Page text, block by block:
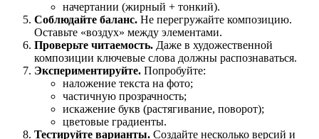
начертании (жирный + тонкий).
Соблюдайте баланс. Не перегружайте композицию.
Оставьте «воздух» между элементами.
Проверьте читаемость. Даже в художественной
композиции ключевые слова должны распознаваться.
Экспериментируйте. Попробуйте:
наложение текста на фото;
частичную прозрачность;
искажение букв (растягивание, поворот);
цветовые градиенты.
Тестируйте варианты. Создайте несколько версий и